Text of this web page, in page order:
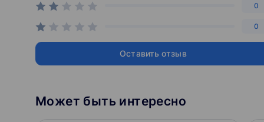
0
0
Оставить отзыв
Может быть интересно